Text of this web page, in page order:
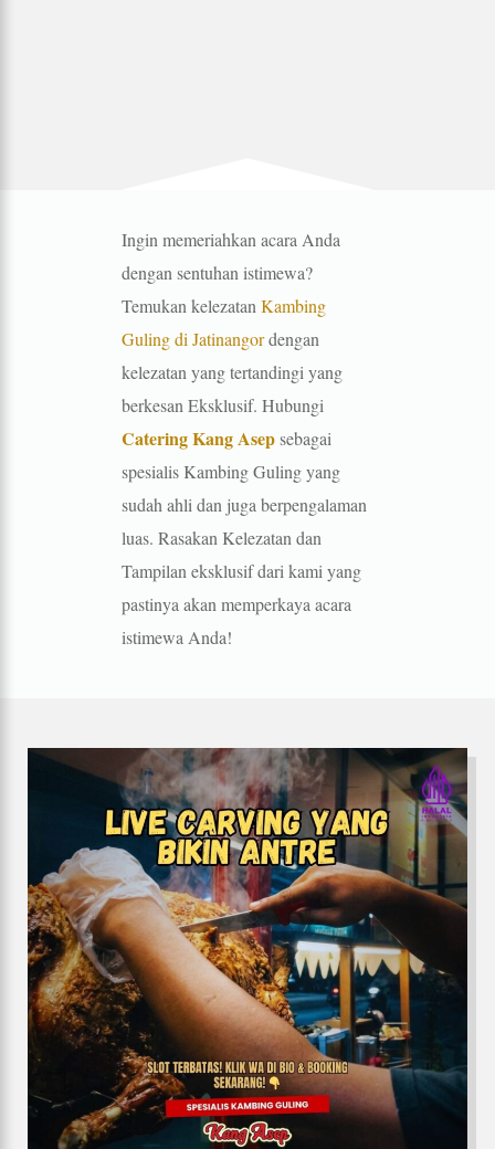
Ingin memeriahkan acara Anda
dengan sentuhan istimewa?
Temukan kelezatanKambing
Guling di Jatinangordengan
kelezatan yang tertandingi yang
berkesan Eksklusif. Hubungi
Catering Kang Asepsebagai
spesialis Kambing Guling yang
sudah ahli dan juga berpengalaman
luas. Rasakan Kelezatan dan
Tampilan eksklusif dari kami yang
pastinya akan memperkaya acara
istimewa Anda!